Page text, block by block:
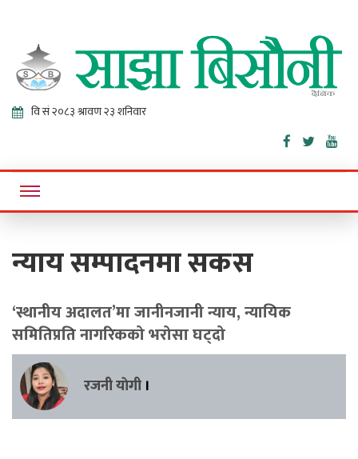
Sajha
Bisaunee
Online News Portal
न्याय सम्पादनमा सकस
‘स्थानीय अदालत’मा जानीनजानी न्याय, न्यायिक
समितिप्रति नागरिकको भरोसा घट्दो
रजनी याेगी ।